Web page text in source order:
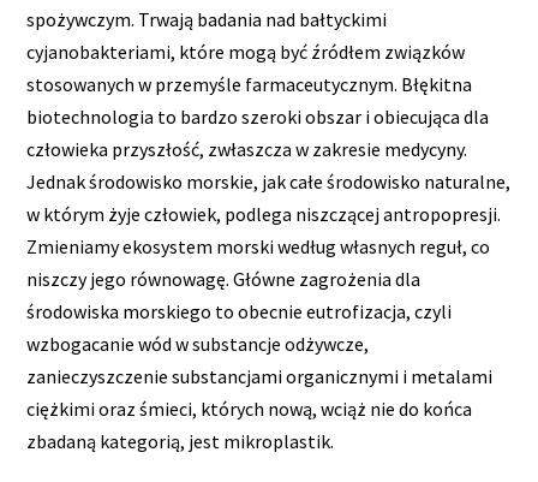
spożywczym. Trwają badania nad bałtyckimi
cyjanobakteriami, które mogą być źródłem związków
stosowanych w przemyśle farmaceutycznym. Błękitna
biotechnologia to bardzo szeroki obszar i obiecująca dla
człowieka przyszłość, zwłaszcza w zakresie medycyny.
Jednak środowisko morskie, jak całe środowisko naturalne,
w którym żyje człowiek, podlega niszczącej antropopresji.
Zmieniamy ekosystem morski według własnych reguł, co
niszczy jego równowagę. Główne zagrożenia dla
środowiska morskiego to obecnie eutrofizacja, czyli
wzbogacanie wód w substancje odżywcze,
zanieczyszczenie substancjami organicznymi i metalami
ciężkimi oraz śmieci, których nową, wciąż nie do końca
zbadaną kategorią, jest mikroplastik.